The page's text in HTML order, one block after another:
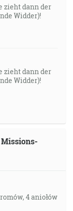
zieht dann der
Widder)!
zieht dann der
Widder)!
Missions-
4 aniołów